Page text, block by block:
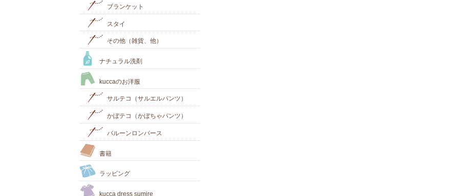
ブランケット
スタイ
その他（雑貨、他）
ナチュラル洗剤
kuccaのお洋服
サルテコ（サルエルパンツ）
かぼテコ（かぼちゃパンツ）
バルーンロンパース
書籍
ラッピング
kucca dress sumire